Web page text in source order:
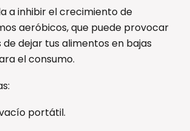
a inhibir el crecimiento de
aeróbicos, que puede provocar
dejar tus alimentos en bajas
el consumo.
portátil.